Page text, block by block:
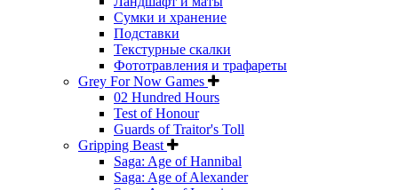
Сумки и хранение
Подставки
Текстурные скалки
Фототравления и трафареты
Grey For Now Games
02 Hundred Hours
Test of Honour
Guards of Traitor's Toll
Gripping Beast
Saga: Age of Hannibal
Saga: Age of Alexander